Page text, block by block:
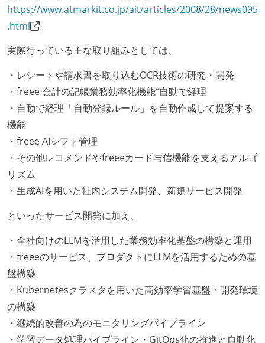
https://www.atmarkit.co.jp/ait/articles/2008/28/news095
.html
実際行っている主な取り組みとしては、
・レシートや請求書を取り込むOCR技術の研究・開発
・freee 会計の記帳業務効率化機能“自動で経理
・自動で経理「自動登録ルール」を自動作成して提案する
機能
・freee AIシフト管理
・その他レコメンドやfreeeカード与信機能を支えるアルゴ
リズム
・生成AIを用いた社内システム開発、新規サービス開発
といったサービス開発に加え、
・全社向けのLLMを活用した業務効率化基盤の構築と運用
・freeeのサービス、プロダクトにLLMを活用するための基
盤構築
・Kubernetesクラスタを用いた高効率学習基盤・開発環境
の構築
・継続的改善の為のモニタリングパイプライン
・学習データ処理パイプライン・GitOps化の推進と自動化